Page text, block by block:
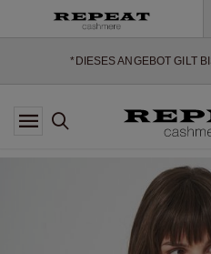
*DIESES ANGEBOT GILT
*GILT NICHT FÜR
*AUSNAHMEN
WEICHE NEUE STYLES &
EXTRA 10%